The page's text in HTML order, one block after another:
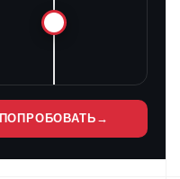
ПОПРОБОВАТЬ →